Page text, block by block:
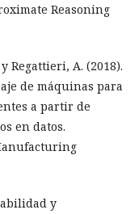
Reasoning
Regattieri, A. (2018).
de máquinas para
a partir de
en datos.
y